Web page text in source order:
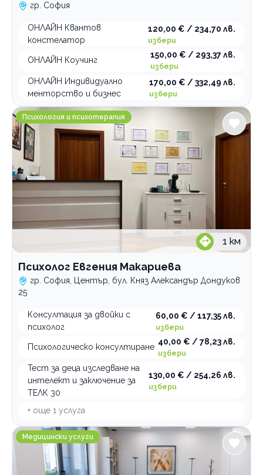
гр. София
ОНЛАЙН Квантов
констелатор
120,00 € / 234,70 лв.
избери
ОНЛАЙН Коучинг
150,00 € / 293,37 лв.
избери
ОНЛАЙН Индивидуално
менторство и бизнес
170,00 € / 332,49 лв.
избери
Психолог Евгения Макариева
Психология и психотерапия
1 км
Психолог Евгения Макариева
гр. София, Център, бул. Княз Александър Дондуков
25
Консултация за двойки с
психолог
60,00 € / 117,35 лв.
избери
Психологическо консултиране
40,00 € / 78,23 лв.
избери
Тест за деца изследване на
интелект и заключение за
ТЕЛК 30
130,00 € / 254,26 лв.
избери
+ още 1 услуга
Медицински център Levitas
Медицински услуги